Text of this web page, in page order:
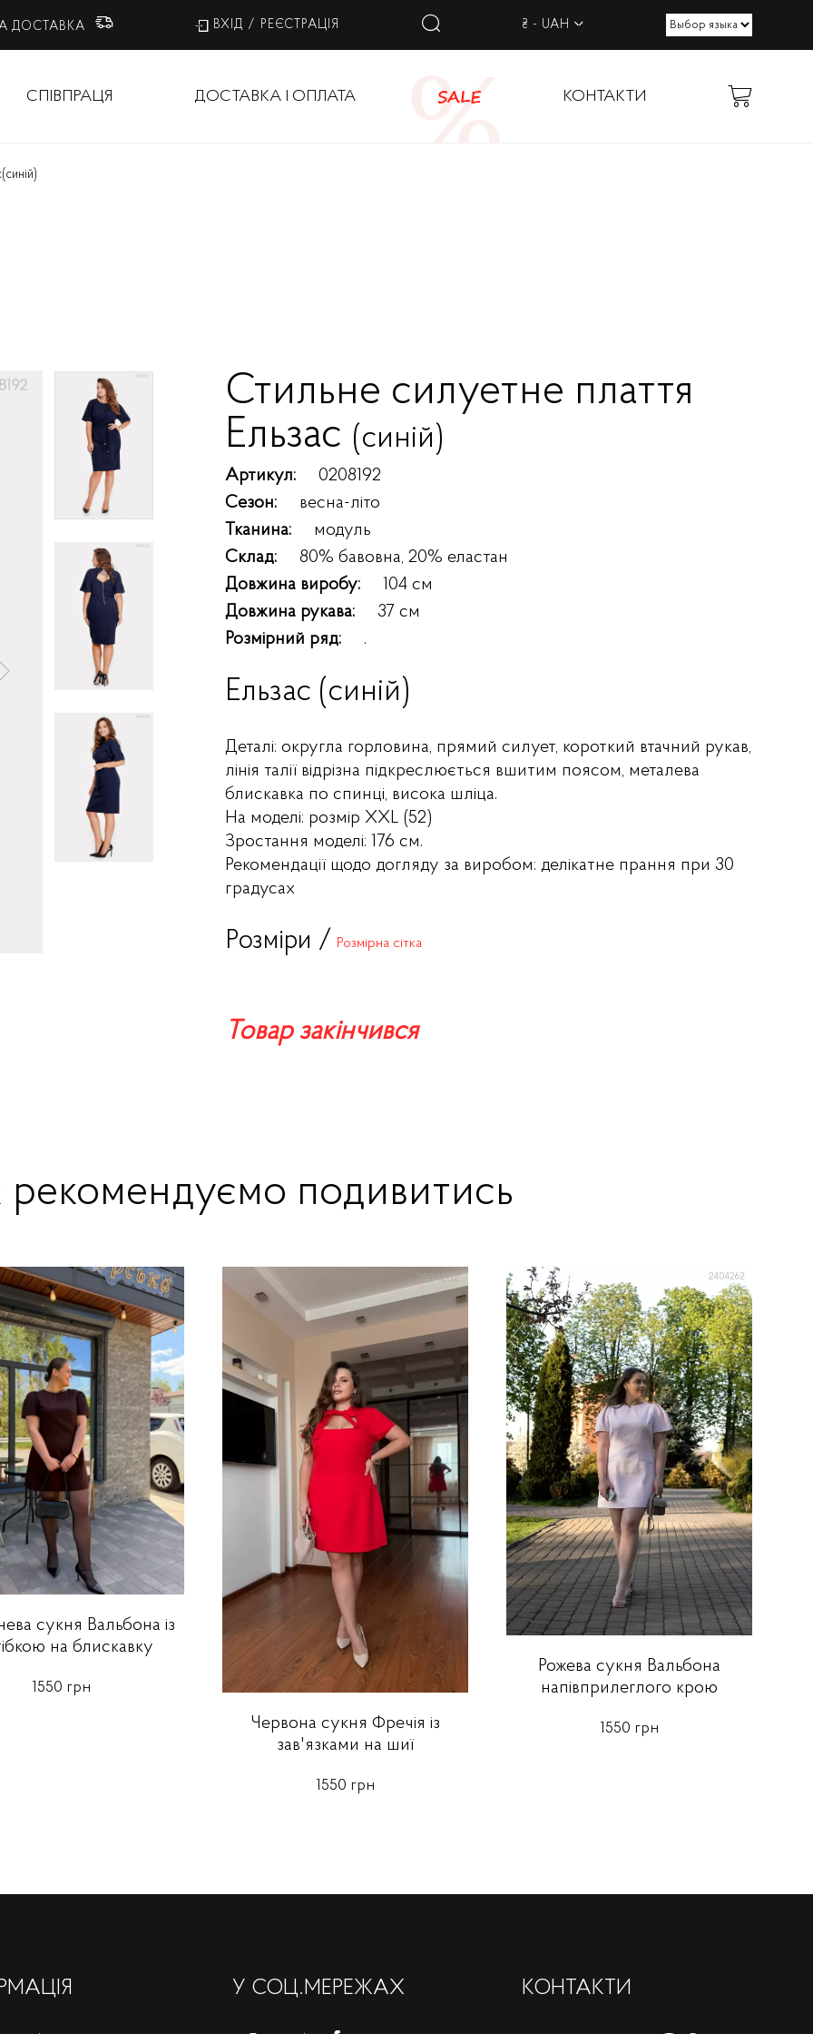
ДОСТАВКА ВХІД / РЕЄСТРАЦІЯ ₴ - UAH
СПІВПРАЦЯ ДОСТАВКА І ОПЛАТА SALE КОНТАКТИ
(синій)
Стильне силуетне плаття
Ельзас (синій)
Артикул:
0208192
Сезон:
весна-літо
Тканина:
модуль
Склад:
80% бавовна, 20% еластан
Довжина виробу:
104 см
Довжина рукава:
37 см
Розмірний ряд:
.
Ельзас (синій)
Деталі: округла горловина, прямий силует, короткий втачний рукав,
лінія талії відрізна підкреслюється вшитим поясом, металева
блискавка по спинці, висока шліца.
На моделі: розмір XXL (52)
Зростання моделі: 176 см.
Рекомендації щодо догляду за виробом: делікатне прання при 30
градусах
Розміри / Розмірна сітка
Товар закінчився
рекомендуємо подивитись
сукня Вальбона із
на блискавку
1550 грн
Червона сукня Фречія із
зав'язками на шиї
1550 грн
Рожева сукня Вальбона
напівприлеглого крою
1550 грн
У СОЦ.МЕРЕЖАХ КОНТАКТИ